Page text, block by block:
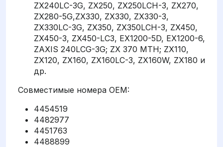
ZX240LC-3G, ZX250, ZX250LCH-3, ZX270,
ZX280-5G,ZX330, ZX330, ZX330-3,
ZX330LC-3G, ZX350, ZX350LCH-3, ZX450,
ZX450-3, ZX450-LC3, EX1200-5D, EX1200-6,
ZAXIS 240LCG-3G; ZX 370 MTH; ZX110,
ZX120, ZX160, ZX160LC-3, ZX160W, ZX180 и
др.
Совместимые номера OEM:
4454519
4482977
4451763
4488899